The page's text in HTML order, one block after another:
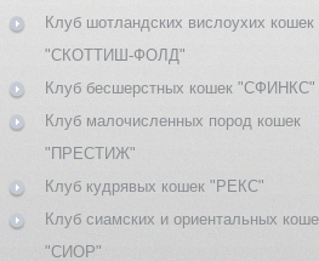
Клуб шотландских вислоухих кошек
"СКОТТИШ-ФОЛД"
Клуб бесшерстных кошек "СФИНКС"
Клуб малочисленных пород кошек
"ПРЕСТИЖ"
Клуб кудрявых кошек "РЕКС"
Клуб сиамских и ориентальных
"СИОР"